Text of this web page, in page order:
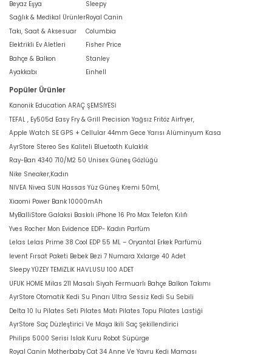
Beyaz Eşya
Sağlık & Medikal Ürünler
Takı, Saat & Aksesuar
Elektrikli Ev Aletleri
Bahçe & Balkon
Ayakkabı
Sleepy
Royal Canin
Columbia
Fisher Price
Stanley
Einhell
Popüler Ürünler
Kanonik Education ARAÇ ŞEMSİYESİ
TEFAL , Ey505d Easy Fry & Grill Precision Yağsız Fritöz Airfryer,
Apple Watch SE GPS + Cellular 44mm Gece Yarısı Alüminyum Kasa
AyrStore Stereo Ses Kaliteli Bluetooth Kulaklık
Ray-Ban 4340 710/M2 50 Unisex Güneş Gözlüğü
Nike Sneaker,Kadın
NIVEA Nivea SUN Hassas Yüz Güneş Kremi 50ml,
Xiaomi Power Bank 10000mAh
MyBalliStore Galaksi Baskılı iPhone 16 Pro Max Telefon Kılıfı
Yves Rocher Mon Evidence EDP- Kadın Parfüm
Lelas Lelas Prime 38 Cool EDP 55 ML – Oryantal Erkek Parfümü
levent Fırsat Paketi Bebek Bezi 7 Numara Xxlarge 40 Adet
Sleepy YÜZEY TEMİZLİK HAVLUSU 100 ADET
UFUK HOME Milas 211 Masalı Siyah Fermuarlı Bahçe Balkon Takımı
AyrStore Otomatik Kedi Su Pınarı Ultra Sessiz Kedi Su Sebili
Delta 10 lu Pilates Seti Pilates Matı Pilates Topu Pilates Lastiği
AyrStore Saç Düzleştirici Ve Maşa İkili Saç Şekillendirici
Philips 5000 Serisi Islak Kuru Robot Süpürge
Royal Canin Motherbaby Cat 34 Anne Ve Yavru Kedi Maması